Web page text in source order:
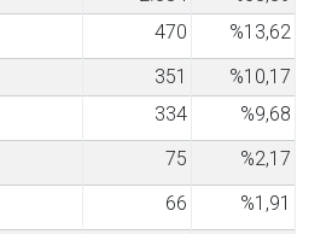
470
%13,62
351
%10,17
334
%9,68
75
%2,17
66
%1,91